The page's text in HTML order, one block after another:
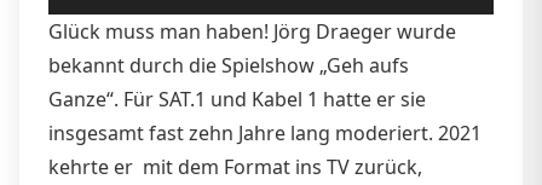
Player
Glück muss man haben! Jörg Draeger wurde
bekannt durch die Spielshow „Geh aufs
Ganze“. Für SAT.1 und Kabel 1 hatte er sie
insgesamt fast zehn Jahre lang moderiert. 2021
kehrte er mit dem Format ins TV zurück,